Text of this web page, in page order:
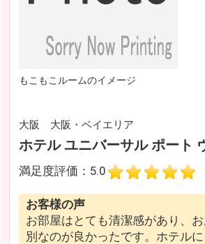
もこもこルームのイメージ
大阪 大阪・ベイエリア
ホテル ユニバーサル ポート
満足度評価：5.0
お客様の声
お部屋はとても清潔感があり、
別なのが良かったです。ホテル